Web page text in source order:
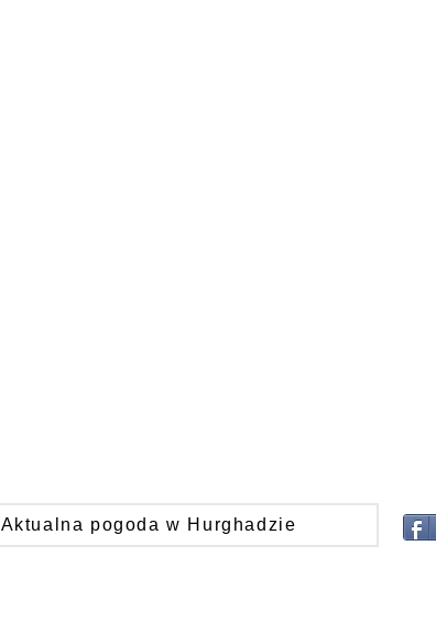
Aktualna pogoda w Hurghadzie